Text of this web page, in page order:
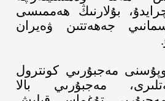
بۇلارنىڭ ھەممىسى
جەھەتتىن ۋەيران
.
مەجبۇرىي كونترول
مەجبۇرىي بالا